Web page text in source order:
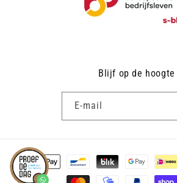
Blijf op de hoogte
E‑mail
Betaalmethoden